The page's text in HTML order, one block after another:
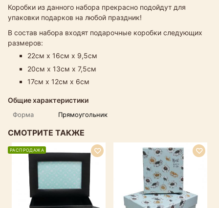
Коробки из данного набора прекрасно подойдут для
упаковки подарков на любой праздник!
В состав набора входят подарочные коробки следующих
размеров:
22см х 16см х 9,5см
20см х 13см х 7,5см
17см х 12см х 6см
Общие характеристики
Форма Прямоугольник
СМОТРИТЕ ТАКЖЕ
РАСПРОДАЖА